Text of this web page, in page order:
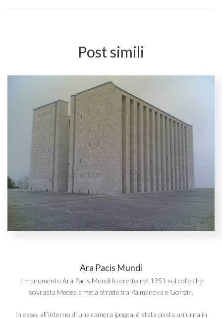
Post simili
Ara Pacis Mundi
Il monumento Ara Pacis Mundi fu eretto nel 1951 sul colle che
sovrasta Medea a metà strada tra Palmanova e Gorizia.
In esso, all’interno di una camera ipogea, è stata posta un’urna in